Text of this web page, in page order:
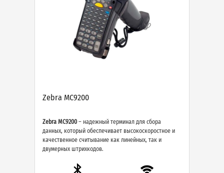
Zebra MC9200
Zebra MC9200 – надежный терминал для сбора
данных, который обеспечивает высокоскоростное и
качественное считывание как линейных, так и
двумерных штрихкодов.